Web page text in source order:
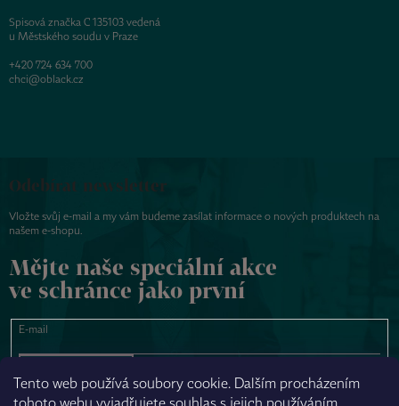
Tento web používá soubory cookie. Dalším procházením
Spisová značka C 135103 vedená
u Městského soudu v Praze
+420 724 634 700
chci@oblack.cz
Odebírat newsletter
Vložte svůj e-mail a my vám budeme zasílat informace o nových produktech na
našem e-shopu.
Mějte naše speciální akce
ve schránce jako první
E-mail